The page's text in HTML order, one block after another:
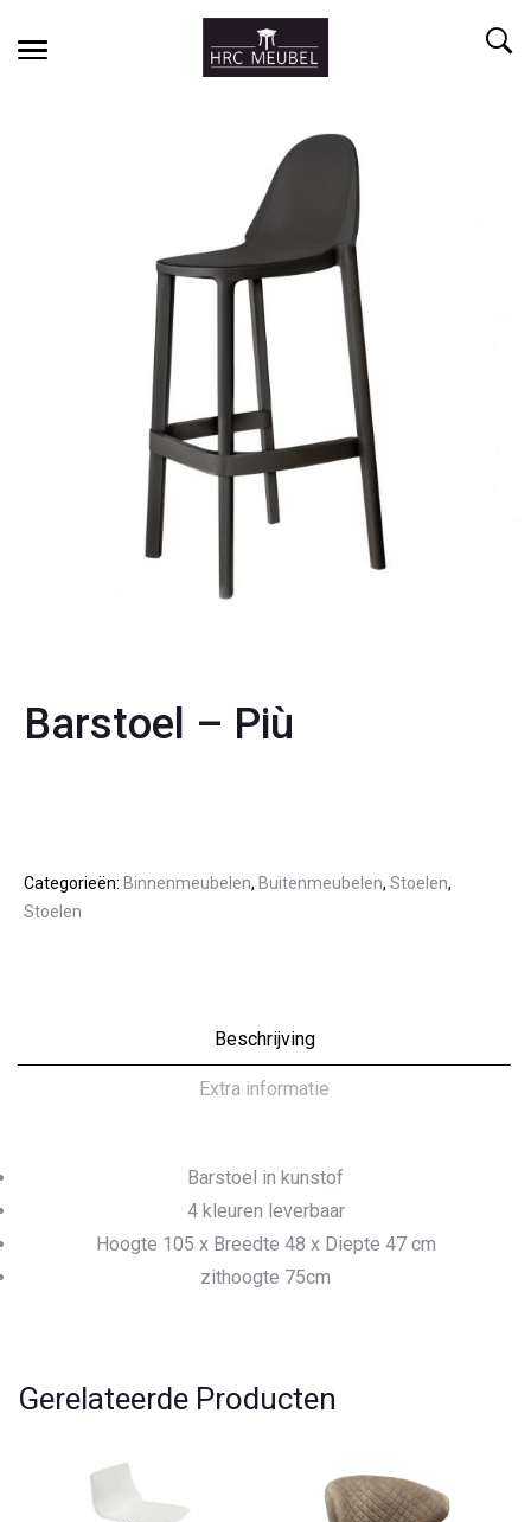
Barstoel – Più
Categorieën: Binnenmeubelen, Buitenmeubelen, Stoelen,
Stoelen
Beschrijving
Extra informatie
Barstoel in kunstof
4 kleuren leverbaar
Hoogte 105 x Breedte 48 x Diepte 47 cm
zithoogte 75cm
Gerelateerde Producten